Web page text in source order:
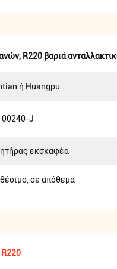
, R220 βαριά
ή Huangpu
J
εκσκαφέα
σε απόθεμα